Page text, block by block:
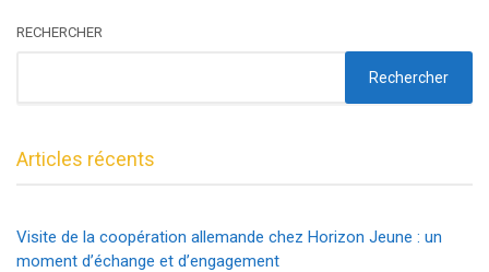
RECHERCHER
Rechercher
Articles récents
Visite de la coopération allemande chez Horizon Jeune : un
moment d’échange et d’engagement